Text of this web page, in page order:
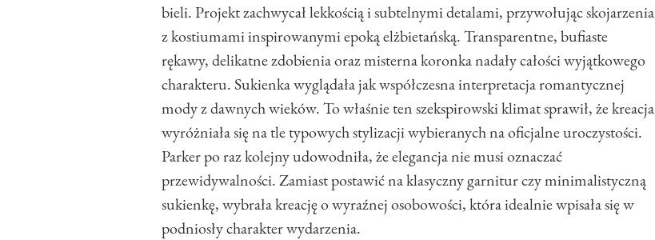
bieli. Projekt zachwycał lekkością i subtelnymi detalami, przywołując skojarzenia
z kostiumami inspirowanymi epoką elżbietańską. Transparentne, bufiaste
rękawy, delikatne zdobienia oraz misterna koronka nadały całości wyjątkowego
charakteru. Sukienka wyglądała jak współczesna interpretacja romantycznej
mody z dawnych wieków. To właśnie ten szekspirowski klimat sprawił, że kreacja
wyróżniała się na tle typowych stylizacji wybieranych na oficjalne uroczystości.
Parker po raz kolejny udowodniła, że elegancja nie musi oznaczać
przewidywalności. Zamiast postawić na klasyczny garnitur czy minimalistyczną
sukienkę, wybrała kreację o wyraźnej osobowości, która idealnie wpisała się w
podniosły charakter wydarzenia.